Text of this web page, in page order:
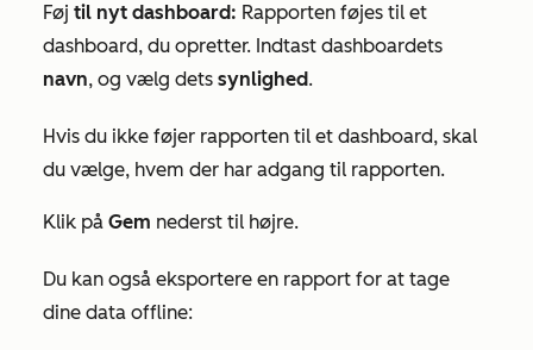
Føj til nyt dashboard: Rapporten føjes til et
dashboard, du opretter. Indtast dashboardets
navn, og vælg dets synlighed.
Hvis du ikke føjer rapporten til et dashboard, skal
du vælge, hvem der har adgang til rapporten.
Klik på Gem nederst til højre.
Du kan også eksportere en rapport for at tage
dine data offline: